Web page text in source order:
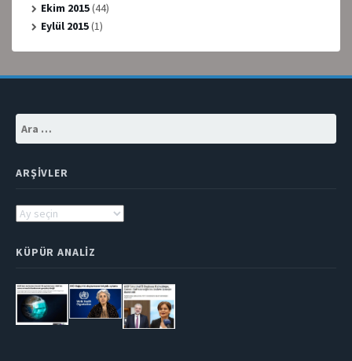
Ekim 2015(44)
Eylül 2015(1)
ARŞIVLER
Arşivler
KÜPÜR ANALIZ